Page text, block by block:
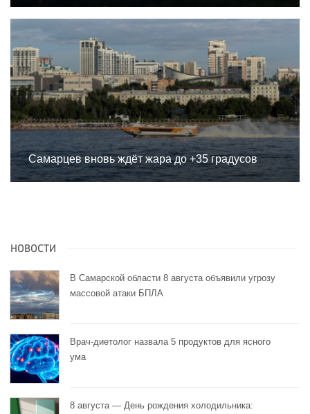
Самарцев вновь ждёт жара до +35 градусов
НОВОСТИ
В Самарской области 8 августа объявили угрозу
массовой атаки БПЛА
Врач-диетолог назвала 5 продуктов для ясного
ума
8 августа — День рождения холодильника: